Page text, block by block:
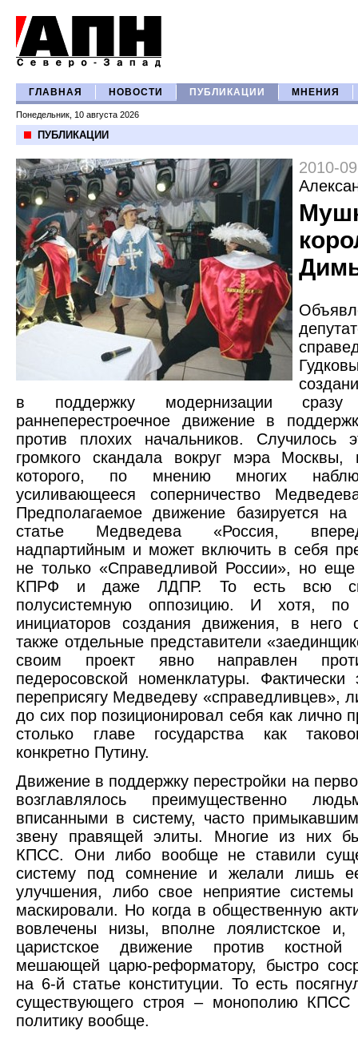
ГЛАВНАЯ НОВОСТИ ПУБЛИКАЦИИ МНЕНИЯ
Понедельник, 10 августа 2026
ПУБЛИКАЦИИ
2010-
в поддержку модернизации сразу
раннеперестроечное движение в
против плохих начальников. Случилось
громкого скандала вокруг мэра Москвы,
которого, по мнению многих
усиливающееся соперничество
Предполагаемое движение базируется на
статье Медведева «Россия,
надпартийным и может включить в себя
не только «Справедливой России», но
КПРФ и даже ЛДПР. То есть всю
полусистемную оппозицию. И хотя, по
инициаторов создания движения, в него
также отдельные представители
своим проект явно направлен
педеросовской номенклатуры. Фактически
переприсягу Медведеву «справедливцев»,
до сих пор позиционировал себя как лично
столько главе государства как
конкретно Путину.
Движение в поддержку перестройки на
возглавлялось преимущественно
вписанными в систему, часто
звену правящей элиты. Многие из них
КПСС. Они либо вообще не ставили
систему под сомнение и желали лишь ее
улучшения, либо свое неприятие
маскировали. Но когда в общественную
вовлечены низы, вполне лоялистское
царистское движение против костной
мешающей царю-реформатору, быстро
на 6-й статье конституции. То есть
существующего строя – монополию КПСС
политику вообще.